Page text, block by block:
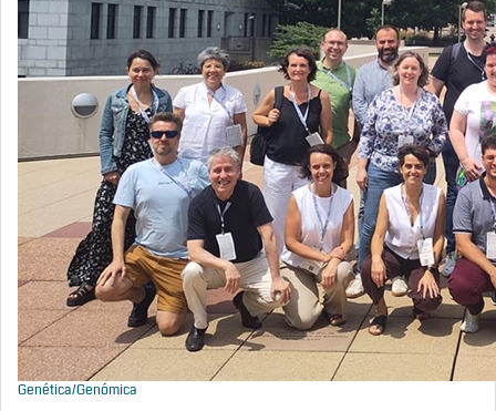
Genética/Genómica